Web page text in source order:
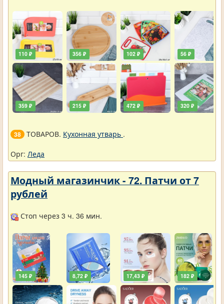
110 ₽
359 ₽
356 ₽
215 ₽
102 ₽
472 ₽
56 ₽
320 ₽
38 ТОВАРОВ. Кухонная утварь .
Орг: Леда
Модный магазинчик - 72. Патчи от 7
рублей
Стоп через 3 ч. 36 мин.
145 ₽ 8,72 ₽ 17,43 ₽ 182 ₽